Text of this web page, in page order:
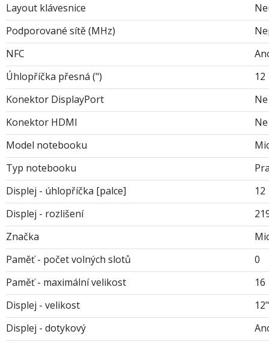
Layout klávesnice
Podporované sítě (MHz)
NFC
Úhlopříčka přesná (")
12
Konektor DisplayPort
Ne
Konektor HDMI
Ne
Model notebooku
Typ notebooku
Displej - úhlopříčka [palce]
12
Displej - rozlišení
Značka
Paměť - počet volných slotů
0
Paměť - maximální velikost
16
Displej - velikost
Displej - dotykový